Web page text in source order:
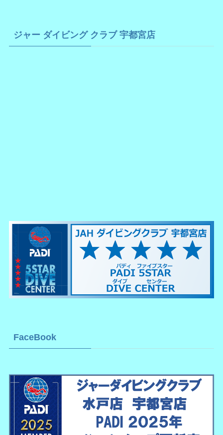
ジャー ダイビング クラブ 宇都宮店
FaceBook